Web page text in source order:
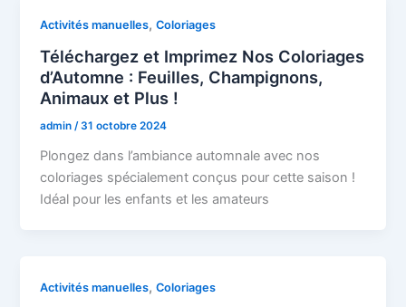
Activités manuelles,Coloriages
Téléchargez et Imprimez Nos Coloriages
d’Automne : Feuilles, Champignons,
Animaux et Plus !
admin/31 octobre 2024
Plongez dans l’ambiance automnale avec nos
coloriages spécialement conçus pour cette saison !
Idéal pour les enfants et les amateurs
Activités manuelles,Coloriages